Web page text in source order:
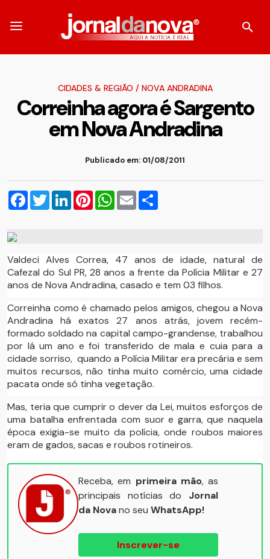
CIDADES & REGIÃO / NOVA ANDRADINA
Correinha agora é Sargento
em Nova Andradina
Publicado em: 01/08/2011
Facebook
TwitterLinkedInPinterestWhatsApp
Email
Valdeci Alves Correa, 47 anos de idade, natural de
Cafezal do Sul PR, 28 anos a frente da Polícia Militar e 27
anos de Nova Andradina, casado e tem 03 filhos.
Correinha como é chamado pelos amigos, chegou a Nova
Andradina há exatos 27 anos atrás, jovem recém-
formado soldado na capital campo-grandense, trabalhou
por lá um ano e foi transferido de mala e cuia para a
cidade sorriso, quando a Polícia Militar era precária e sem
muitos recursos, não tinha muito comércio, uma cidade
pacata onde só tinha vegetação.
Mas, teria que cumprir o dever da Lei, muitos esforços de
uma batalha enfrentada com suor e garra, que naquela
época exigia-se muito da polícia, onde roubos maiores
eram de gados, sacas e roubos rotineiros.
Receba, em primeira mão, as
principais notícias do Jornal
da Novano seu WhatsApp!
Inscrever-se